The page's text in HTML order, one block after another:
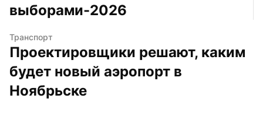
выборами-2026
Транспорт
Проектировщики решают, каким
будет новый аэропорт в
Ноябрьске